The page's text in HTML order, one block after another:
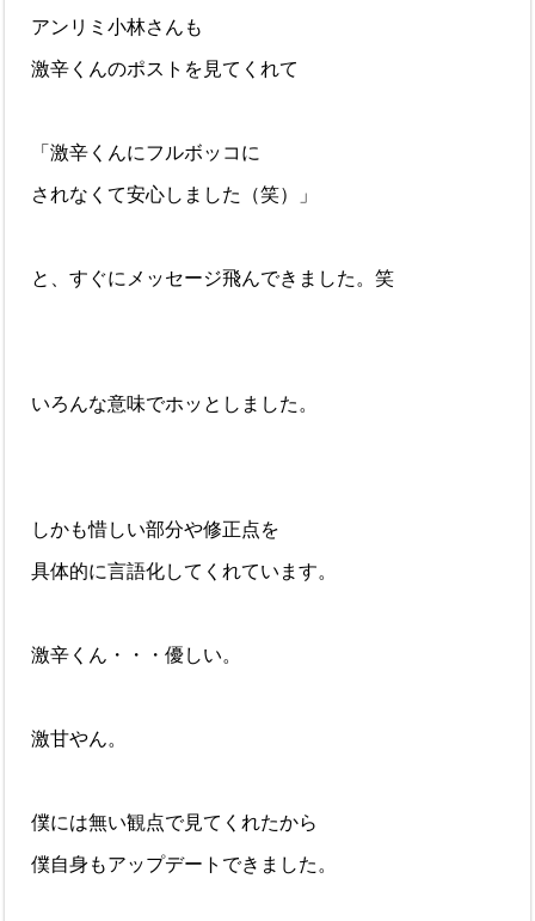
アンリミ小林さんも
激辛くんのポストを見てくれて
「激辛くんにフルボッコに
されなくて安心しました（笑）」
と、すぐにメッセージ飛んできました。笑
いろんな意味でホッとしました。
しかも惜しい部分や修正点を
具体的に言語化してくれています。
激辛くん・・・優しい。
激甘やん。
僕には無い観点で見てくれたから
僕自身もアップデートできました。